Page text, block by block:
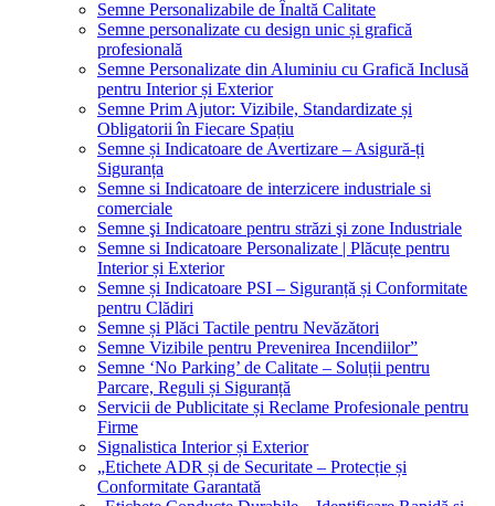
Semne Personalizabile de Înaltă Calitate
Semne personalizate cu design unic și grafică
profesională
Semne Personalizate din Aluminiu cu Grafică Inclusă
pentru Interior și Exterior
Semne Prim Ajutor: Vizibile, Standardizate și
Obligatorii în Fiecare Spațiu
Semne și Indicatoare de Avertizare – Asigură-ți
Siguranța
Semne si Indicatoare de interzicere industriale si
comerciale
Semne şi Indicatoare pentru străzi şi zone Industriale
Semne si Indicatoare Personalizate | Plăcuțe pentru
Interior și Exterior
Semne și Indicatoare PSI – Siguranță și Conformitate
pentru Clădiri
Semne și Plăci Tactile pentru Nevăzători
Semne Vizibile pentru Prevenirea Incendiilor”
Semne ‘No Parking’ de Calitate – Soluții pentru
Parcare, Reguli și Siguranță
Servicii de Publicitate și Reclame Profesionale pentru
Firme
Signalistica Interior și Exterior
„Etichete ADR și de Securitate – Protecție și
Conformitate Garantată